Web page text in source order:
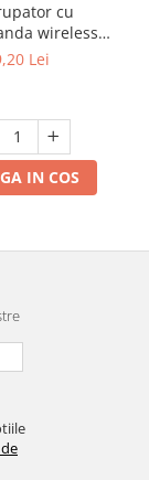
cu
wireless
pentru lustra 3
Lei
IN COS